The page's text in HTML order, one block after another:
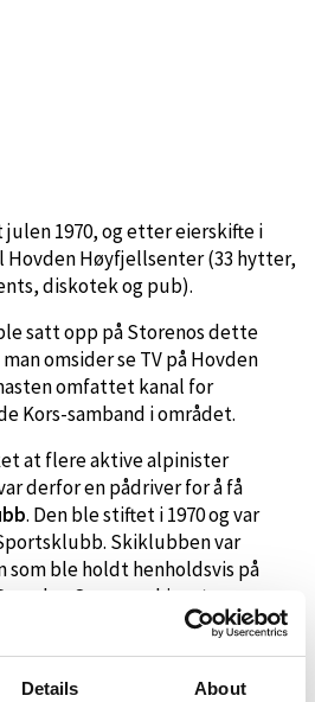
Details About
julen 1970, og etter eierskifte i
Hovden Høyfjellsenter (33 hytter,
diskotek og pub).
satt opp på Storenos dette
omsider se TV på Hovden
omfattet kanal for
Kors-samband i området.
at flere aktive alpinister
derfor en pådriver for å få
. Den ble stiftet i 1970 og var
Skiklubben var
som ble holdt henholdsvis på
Sommerskisenter.